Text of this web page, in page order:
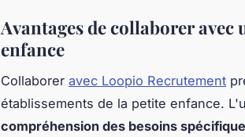
Avantages de collaborer
enfance
Collaborer avec Loopio Recrutement
établissements de la petite enfance.
compréhension des besoins